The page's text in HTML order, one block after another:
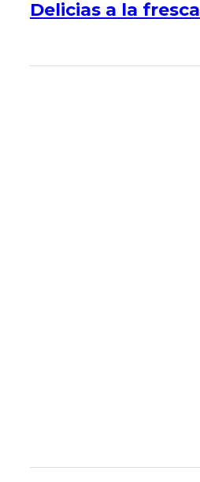
Delicias a la fresca